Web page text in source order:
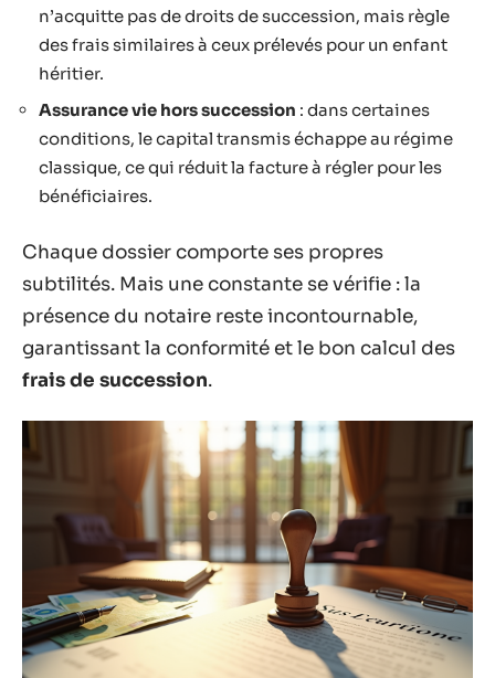
n’acquitte pas de droits de succession, mais règle
des frais similaires à ceux prélevés pour un enfant
héritier.
Assurance vie hors succession : dans certaines
conditions, le capital transmis échappe au régime
classique, ce qui réduit la facture à régler pour les
bénéficiaires.
Chaque dossier comporte ses propres
subtilités. Mais une constante se vérifie : la
présence du notaire reste incontournable,
garantissant la conformité et le bon calcul des
frais de succession.